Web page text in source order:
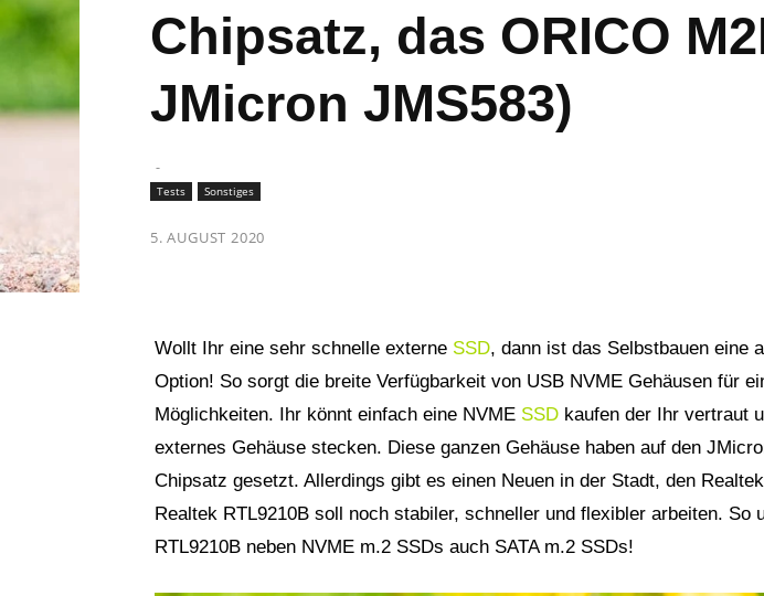
Chipsatz, das ORICO
JMicron JMS583)
-
Tests
Sonstiges
5. AUGUST 2020
Wollt Ihr eine sehr schnelle externe SSD, dann ist das Selbstbauen eine
Option! So sorgt die breite Verfügbarkeit von USB NVME Gehäusen für
Möglichkeiten. Ihr könnt einfach eine NVME SSD kaufen der Ihr vertraut
externes Gehäuse stecken. Diese ganzen Gehäuse haben auf den
Chipsatz gesetzt. Allerdings gibt es einen Neuen in der Stadt, den
Realtek RTL9210B soll noch stabiler, schneller und flexibler arbeiten. So
RTL9210B neben NVME m.2 SSDs auch SATA m.2 SSDs!